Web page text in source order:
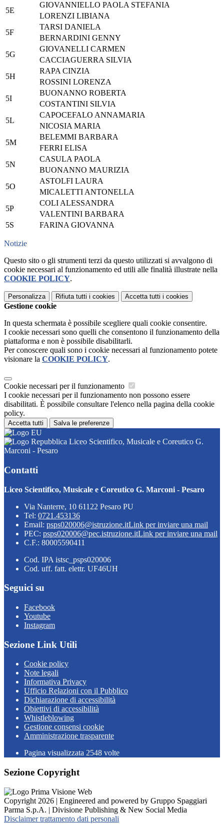
5E
GIOVANNIELLO PAOLA STEFANIA
LORENZI LIBIANA
5F
TARSI DANIELA
BERNARDINI GENNY
5G
GIOVANELLI CARMEN
CACCIAGUERRA SILVIA
5H
RAPA CINZIA
ROSSINI LORENZA
5I
BUONANNO ROBERTA
COSTANTINI SILVIA
5L
CAPOCEFALO ANNAMARIA
NICOSIA MARIA
5M
BELEMMI BARBARA
FERRI ELISA
5N
CASULA PAOLA
BUONANNO MAURIZIA
5O
ASTOLFI LAURA
MICALETTI ANTONELLA
5P
COLI ALESSANDRA
VALENTINI BARBARA
5S
FARINA GIOVANNA
Notizie
Questo sito o gli strumenti terzi da questo utilizzati si avvalgono di
cookie necessari al funzionamento ed utili alle finalità illustrate nella
COOKIE POLICY.
Personalizza Rifiuta tutti i cookies Accetta tutti i cookies
Gestione cookie
In questa schermata è possibile scegliere quali cookie consentire.
I cookie necessari sono quelli che consentono il funzionamento della
piattaforma e non è possibile disabilitarli.
Per conoscere quali sono i cookie necessari al funzionamento potete
visionare la COOKIE POLICY.
Cookie necessari per il funzionamento
I cookie necessari per il funzionamento non possono essere
disabilitati. È possibile consultare l'elenco nella pagina della cookie
policy.
Accetta tutti Salva le preferenze
Liceo Scientifico, Musicale e Coreutico G.
Marconi - Pesaro
Contatti
Liceo Scientifico, Musicale e Coreutico G. Marconi - Pesaro
Via Nanterre, 10 61122 Pesaro PU
Tel: 0721.453136
Email: psps020006@istruzione.itLink per inviare una mail
PEC: psps020006@pec.istruzione.itLink per inviare una mail
C.F.: 80005590411
Cod. IPA istsc_psps020006
Cod. uff. fatt. elettr. UF46UH
Seguici su
Facebook
Youtube
Instagram
Sezione Link Utili
Cookie policy
Note legali
Informativa Privacy
Ufficio Relazioni con il Pubblico
Dichiarazione di accessibilità
Obiettivi di accessibilità
Whistleblowing
Gestione consensi cookie
Amministrazione trasparente
Pagina visualizzata 2548 volte
Sezione Copyright
Copyright 2026 | Engineered and powered by Gruppo Spaggiari
Parma S.p.A. | Divisione Publishing & New Social Media
Disclaimer trattamento dati personali